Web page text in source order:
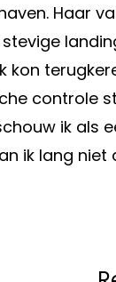
Haar
stevige
kon
controle
ik als
ik lang niet